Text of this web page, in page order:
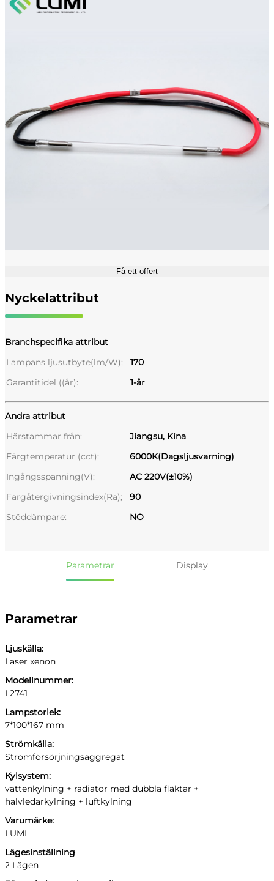
Nyckelattribut
Branchspecifika attribut
Lampans ljusutbyte(lm/W);
170
Garantitidel ((år):
1-år
Andra attribut
Härstammar från:
Jiangsu, Kina
Färgtemperatur (cct):
6000K(Dagsljusvarning)
Ingångsspanning(V):
AC 220V(±10%)
Färgåtergivningsindex(Ra);
90
Stöddämpare:
NO
Få ett offert
Parametrar Display
Parametrar
Ljuskälla:
Laser xenon
Modellnummer:
L2741
Lampstorlek:
7*100*167 mm
Strömkälla:
Strömförsörjningsaggregat
Kylsystem:
vattenkylning + radiator med dubbla fläktar +
halvledarkylning + luftkylning
Varumärke:
LUMI
Lägesinställning
2 Lägen